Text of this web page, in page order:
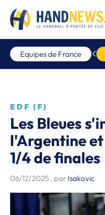
Equipes de France
EDF (F)
Les Bleues
l'Argentine
1/4 de finales
06/12/2025 , par Isakovic